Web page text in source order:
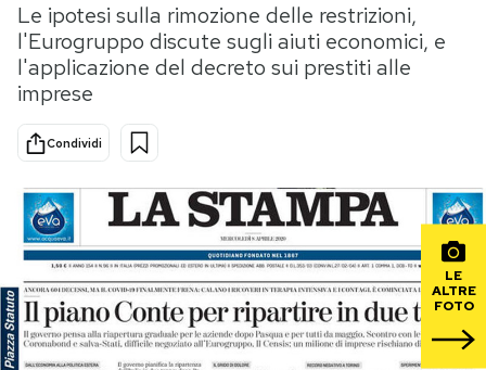
Tecnologia
Internet
Scienza
Cultura
Economia
Storie/Idee
Ok Boomer!
Media
PODCAST
NEWSLETTER
Le ipotesi sulla rimozione delle restrizioni,
l'Eurogruppo discute sugli aiuti economici, e
l'applicazione del decreto sui prestiti alle
imprese
Condividi
LE
ALTRE
FOTO